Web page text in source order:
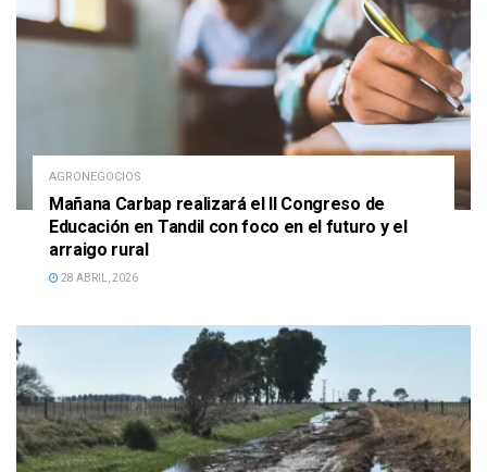
AGRONEGOCIOS
Mañana Carbap realizará el II Congreso de
Educación en Tandil con foco en el futuro y el
arraigo rural
28 ABRIL, 2026